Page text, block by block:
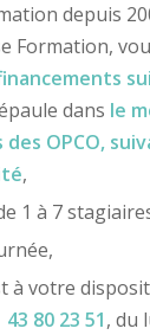
depuis
Formation,
dans le
OPCO,
,
1 à 7
à votre
43 80 23 51, du